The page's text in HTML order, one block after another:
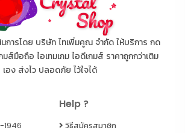
การโดย บริษัท ไทเพิ่มคูณ จำกัด ให้บริการ กด
มส์มือถือ ไอเทมเกม ไอดีเกมส์ ราคาถูกกว่าเติม
เอง ส่งไว ปลอดภัย ไว้ใจได้
Help ?
วิธีสมัครสมาชิก